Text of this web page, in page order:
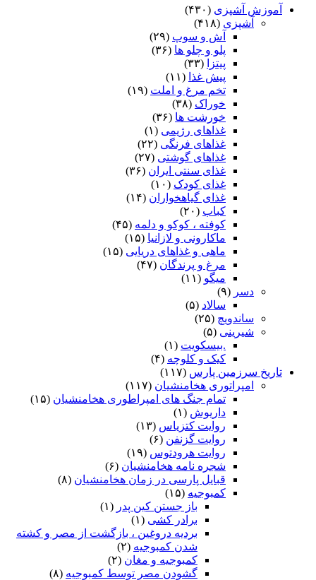
آموزش آشپزی (۴۳۰)
آشپزی (۴۱۸)
آش و سوپ (۲۹)
پلو و چلو ها (۳۶)
پیتزا
(۳۳)
پیش غذا (۱۱)
تخم مرغ و املت (۱۹)
خوراک (۳۸)
خورشت ها (۳۶)
غذاهای رژیمی (۱)
غذاهای فرنگی (۲۲)
غذاهای گوشتی (۲۷)
غذای سنتی ایران (۳۶)
غذای کودک (۱۰)
غذای گیاهخواران (۱۴)
کباب (۲۰)
کوفته ، کوکو و دلمه (۴۵)
ماکارونی و لازانیا (۱۵)
ماهی و غذاهای دریایی (۱۵)
مرغ و پرندگان (۴۷)
میگو (۱۱)
دسر (۹)
سالاد (۵)
ساندویچ (۲۵)
شیرینی (۵)
.بیسکویت (۱)
کیک و کلوچه (۴)
تاریخ سرزمین پارس (۱۱۷)
امپراتوری هخامنشیان (۱۱۷)
تمام جنگ های امپراطوری هخامنشیان (۱۵)
داریوش (۱)
روایت کتزیاس (۱۳)
روایت گزنفن (۶)
روایت هرودتوس (۱۹)
شجره نامه هخامنشیان (۶)
قبایل پارسی در زمان هخامنشیان (۸)
کمبوجیه (۱۵)
باز جستن کین پدر (۱)
برادر کشی (۱)
بردیه دروغین ، بازگشت از مصر و کشته
شدن کمبوجیه (۲)
کمبوجیه و مغان (۲)
گشودن مصر توسط کمبوجیه (۸)